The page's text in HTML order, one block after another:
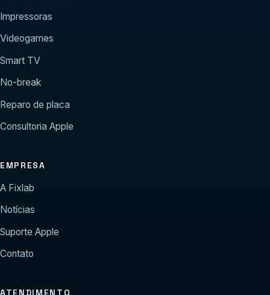
Impressoras
Videogames
Smart TV
No-break
Reparo de placa
Consultoria Apple
EMPRESA
A Fixlab
Notícias
Suporte Apple
Contato
ATENDIMENTO